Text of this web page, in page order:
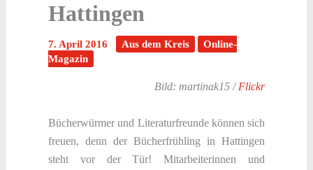
Hattingen
7. April 2016 Aus dem Kreis
Online-
Magazin
Bild: martinak15 /Flickr
Bücherwürmer und Literaturfreunde können sich
freuen, denn der Bücherfrühling in Hattingen
steht vor der Tür! Mitarbeiterinnen und